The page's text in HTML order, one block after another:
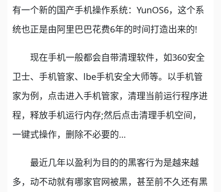
有一个新的国产手机操作系统：YunOS6，这个系
统也正是由阿里巴巴花费6年的时间打造出来的!
现在手机一般都会自带清理软件，如360安全
卫士、手机管家、lbe手机安全大师等。以手机管
家为例，点击进入手机管家，清理当前运行程序进
程，释放手机运行内存;然后点击清理手机空间，
一键式操作，删除不必要的…
最近几年以盈利为目的的黑客行为是越来越
多，动不动就有哪家官网被黑，甚至前不久还有黑